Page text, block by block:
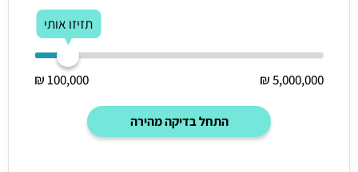
תזיזו אותי
5,000,000 ₪
100,000 ₪
התחל בדיקה מהירה